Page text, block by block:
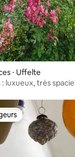
⋅ Uffelte
luxueux, très